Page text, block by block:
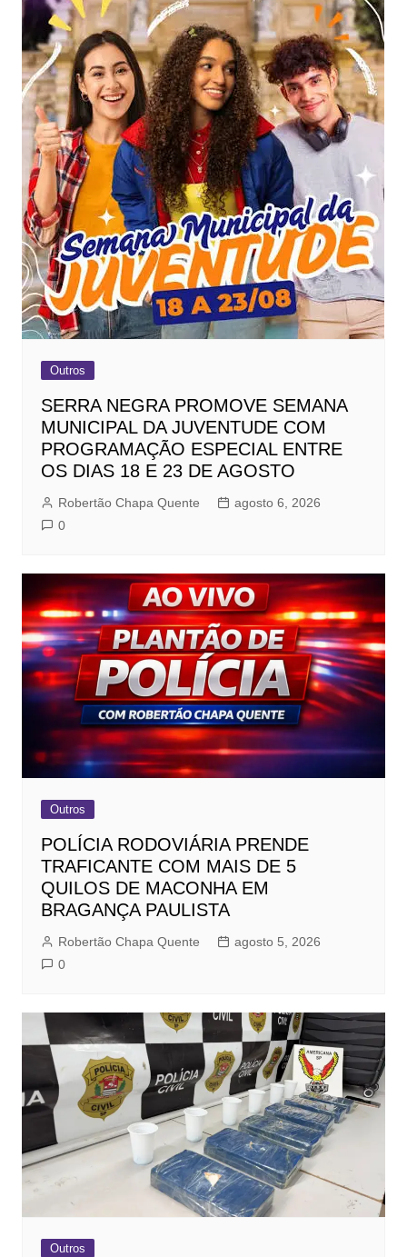
Outros
SERRA NEGRA PROMOVE SEMANA
MUNICIPAL DA JUVENTUDE COM
PROGRAMAÇÃO ESPECIAL ENTRE
OS DIAS 18 E 23 DE AGOSTO
Robertão Chapa Quente
agosto 6, 2026
0
Outros
POLÍCIA RODOVIÁRIA PRENDE
TRAFICANTE COM MAIS DE 5
QUILOS DE MACONHA EM
BRAGANÇA PAULISTA
Robertão Chapa Quente
agosto 5, 2026
0
Outros